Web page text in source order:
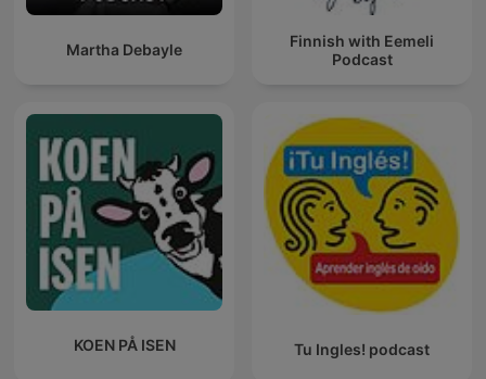
Martha Debayle
Finnish with Eemeli
Podcast
KOEN PÅ ISEN Tu Ingles! podcast